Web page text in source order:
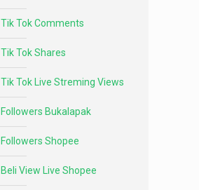
Tik Tok Comments
Tik Tok Shares
Tik Tok Live Streming Views
Followers Bukalapak
Followers Shopee
Beli View Live Shopee